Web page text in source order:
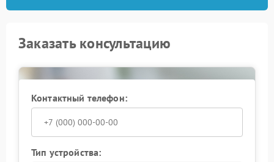
Заказать консультацию
Контактный телефон:
Тип устройства: